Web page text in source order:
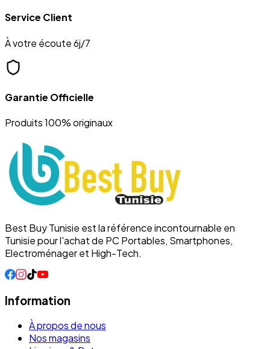
Service Client
À votre écoute 6j/7
Garantie Officielle
Produits 100% originaux
Best Buy Tunisie est la référence incontournable en
Tunisie pour l'achat de PC Portables, Smartphones,
Electroménager et High-Tech.
Information
À propos de nous
Nos magasins